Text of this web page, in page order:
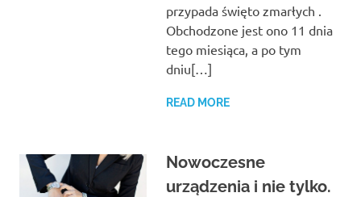
przypada święto zmarłych .
Obchodzone jest ono 11 dnia
tego miesiąca, a po tym
dniu[…]
READ MORE
Nowoczesne
urządzenia i nie tylko.